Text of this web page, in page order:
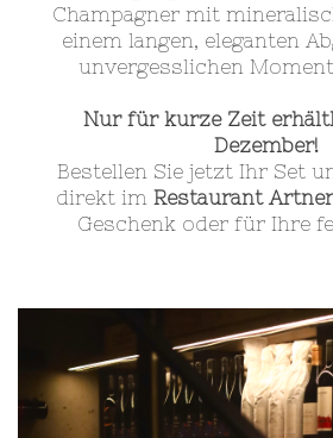
Champagner mit
einem langen, eleganten
unvergesslichen
Nur für kurze Zeit
Dezember!
Bestellen Sie jetzt Ihr Set
direkt im Restaurant Artner
Geschenk oder für Ihre